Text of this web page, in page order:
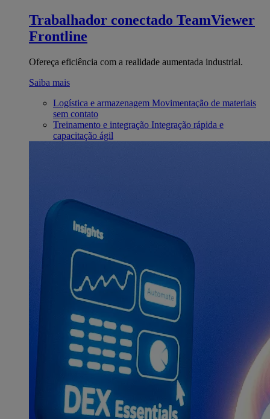
Trabalhador conectado TeamViewer
Frontline
Ofereça eficiência com a realidade aumentada industrial.
Saiba mais
Logística e armazenagem Movimentação de materiais
sem contato
Treinamento e integração Integração rápida e
capacitação ágil